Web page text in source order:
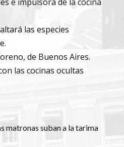
e impulsora de la cocina
las especies
de Buenos Aires.
las cocinas ocultas
matronas suban a la tarima